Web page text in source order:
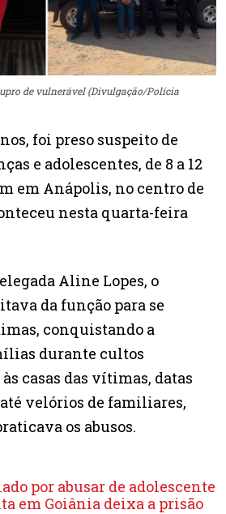
de vulnerável (Divulgação/Polícia
foi preso suspeito de
e adolescentes, de 8 a 12
em Anápolis, no centro de
nesta quarta-feira
Aline Lopes, o
da função para se
conquistando a
durante cultos
casas das vítimas, datas
velórios de familiares,
os abusos.
por abusar de adolescente
em Goiânia deixa a prisão